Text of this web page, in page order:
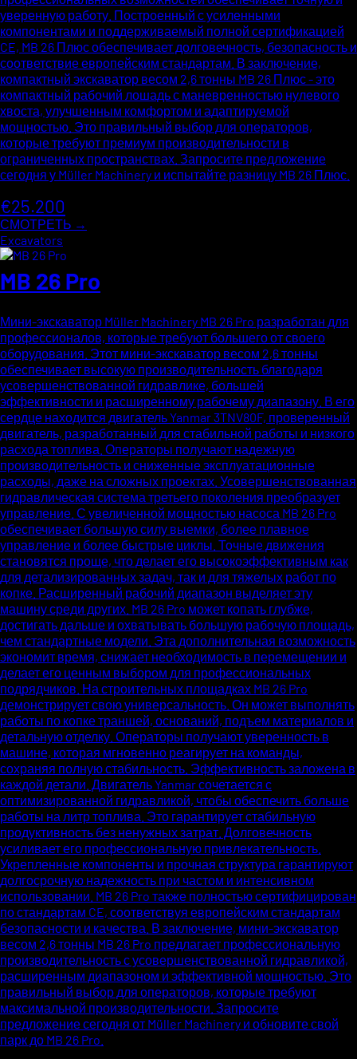
уверенную работу. Построенный с усиленными
компонентами и поддерживаемый полной сертификацией
CE, MB 26 Плюс обеспечивает долговечность, безопасность и
соответствие европейским стандартам. В заключение,
компактный экскаватор весом 2,6 тонны MB 26 Плюс - это
компактный рабочий лошадь с маневренностью нулевого
хвоста, улучшенным комфортом и адаптируемой
мощностью. Это правильный выбор для операторов,
которые требуют премиум производительности в
ограниченных пространствах. Запросите предложение
сегодня у Müller Machinery и испытайте разницу MB 26 Плюс.
€25.200
СМОТРЕТЬ →
Excavators
MB 26 Pro
Мини-экскаватор Müller Machinery MB 26 Pro разработан для
профессионалов, которые требуют большего от своего
оборудования. Этот мини-экскаватор весом 2,6 тонны
обеспечивает высокую производительность благодаря
усовершенствованной гидравлике, большей
эффективности и расширенному рабочему диапазону. В его
сердце находится двигатель Yanmar 3TNV80F, проверенный
двигатель, разработанный для стабильной работы и низкого
расхода топлива. Операторы получают надежную
производительность и сниженные эксплуатационные
расходы, даже на сложных проектах. Усовершенствованная
гидравлическая система третьего поколения преобразует
управление. С увеличенной мощностью насоса MB 26 Pro
обеспечивает большую силу выемки, более плавное
управление и более быстрые циклы. Точные движения
становятся проще, что делает его высокоэффективным как
для детализированных задач, так и для тяжелых работ по
копке. Расширенный рабочий диапазон выделяет эту
машину среди других. MB 26 Pro может копать глубже,
достигать дальше и охватывать большую рабочую площадь,
чем стандартные модели. Эта дополнительная возможность
экономит время, снижает необходимость в перемещении и
делает его ценным выбором для профессиональных
подрядчиков. На строительных площадках MB 26 Pro
демонстрирует свою универсальность. Он может выполнять
работы по копке траншей, оснований, подъем материалов и
детальную отделку. Операторы получают уверенность в
машине, которая мгновенно реагирует на команды,
сохраняя полную стабильность. Эффективность заложена в
каждой детали. Двигатель Yanmar сочетается с
оптимизированной гидравликой, чтобы обеспечить больше
работы на литр топлива. Это гарантирует стабильную
продуктивность без ненужных затрат. Долговечность
усиливает его профессиональную привлекательность.
Укрепленные компоненты и прочная структура гарантируют
долгосрочную надежность при частом и интенсивном
использовании. MB 26 Pro также полностью сертифицирован
по стандартам CE, соответствуя европейским стандартам
безопасности и качества. В заключение, мини-экскаватор
весом 2,6 тонны MB 26 Pro предлагает профессиональную
производительность с усовершенствованной гидравликой,
расширенным диапазоном и эффективной мощностью. Это
правильный выбор для операторов, которые требуют
максимальной производительности. Запросите
предложение сегодня от Müller Machinery и обновите свой
парк до MB 26 Pro.